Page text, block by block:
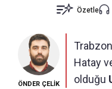
Özetle
ÖNDER ÇELİK
Hatay
olduğu